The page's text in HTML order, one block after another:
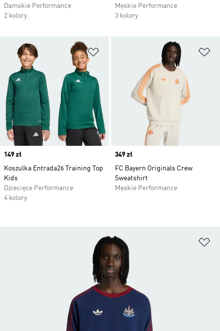
Damskie Performance
2 kolory
Męskie Performance
3 kolory
Dodaj do listy życzeń
Price
149 zł
Koszulka Entrada26 Training Top
Kids
Dziecięce Performance
4 kolory
Price
349 zł
FC Bayern Originals Crew
Sweatshirt
Męskie Performance